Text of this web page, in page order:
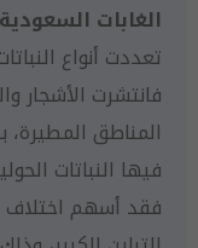
الغابات السعودية
تعددت أنواع
فانتشرت الأشجار
المناطق المطيرة،
فيها النباتات
فقد أسهم اختلاف